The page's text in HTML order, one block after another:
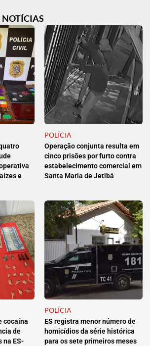
e
POLÍCIA
Operação conjunta resulta em
cinco prisões por furto contra
estabelecimento comercial em
Santa Maria de Jetibá
cocaína
de
na ES-
POLÍCIA
ES registra menor número de
homicídios da série histórica
para os sete primeiros meses